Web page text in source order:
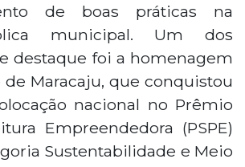
de boas práticas na
municipal. Um dos
destaque foi a homenagem
Maracaju, que conquistou
nacional no Prêmio
Empreendedora (PSPE)
Sustentabilidade e Meio